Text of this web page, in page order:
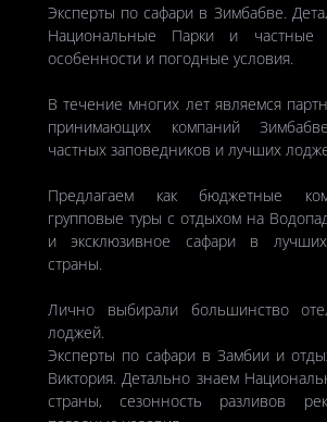
Эксперты по сафари в Зимбабве.
Национальные Парки и частные
особенности и погодные условия.
В течение многих лет являемся
принимающих компаний
частных заповедников и лучших
Предлагаем как бюджетные
групповые туры с отдыхом на
и эксклюзивное сафари в лучших
страны.
Лично выбирали большинство
лоджей.
Эксперты по сафари в Замбии и
Виктория. Детально знаем
страны, сезонность разливов